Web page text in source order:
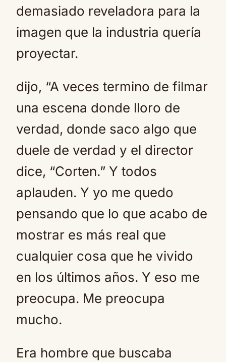
demasiado reveladora para la
imagen que la industria quería
proyectar.
dijo, “A veces termino de filmar
una escena donde lloro de
verdad, donde saco algo que
duele de verdad y el director
dice, “Corten.” Y todos
aplauden. Y yo me quedo
pensando que lo que acabo de
mostrar es más real que
cualquier cosa que he vivido
en los últimos años. Y eso me
preocupa. Me preocupa
mucho.
Era hombre que buscaba